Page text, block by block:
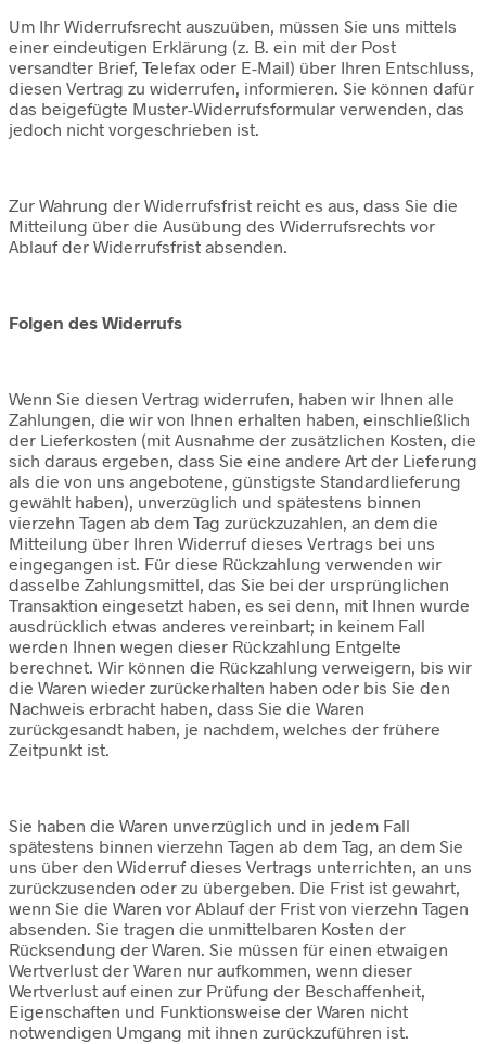
Um Ihr Widerrufsrecht auszuüben, müssen Sie uns mittels
einer eindeutigen Erklärung (z. B. ein mit der Post
versandter Brief, Telefax oder E-Mail) über Ihren Entschluss,
diesen Vertrag zu widerrufen, informieren. Sie können dafür
das beigefügte Muster-Widerrufsformular verwenden, das
jedoch nicht vorgeschrieben ist.
Zur Wahrung der Widerrufsfrist reicht es aus, dass Sie die
Mitteilung über die Ausübung des Widerrufsrechts vor
Ablauf der Widerrufsfrist absenden.
Folgen des Widerrufs
Wenn Sie diesen Vertrag widerrufen, haben wir Ihnen alle
Zahlungen, die wir von Ihnen erhalten haben, einschließlich
der Lieferkosten (mit Ausnahme der zusätzlichen Kosten, die
sich daraus ergeben, dass Sie eine andere Art der Lieferung
als die von uns angebotene, günstigste Standardlieferung
gewählt haben), unverzüglich und spätestens binnen
vierzehn Tagen ab dem Tag zurückzuzahlen, an dem die
Mitteilung über Ihren Widerruf dieses Vertrags bei uns
eingegangen ist. Für diese Rückzahlung verwenden wir
dasselbe Zahlungsmittel, das Sie bei der ursprünglichen
Transaktion eingesetzt haben, es sei denn, mit Ihnen wurde
ausdrücklich etwas anderes vereinbart; in keinem Fall
werden Ihnen wegen dieser Rückzahlung Entgelte
berechnet. Wir können die Rückzahlung verweigern, bis wir
die Waren wieder zurückerhalten haben oder bis Sie den
Nachweis erbracht haben, dass Sie die Waren
zurückgesandt haben, je nachdem, welches der frühere
Zeitpunkt ist.
Sie haben die Waren unverzüglich und in jedem Fall
spätestens binnen vierzehn Tagen ab dem Tag, an dem Sie
uns über den Widerruf dieses Vertrags unterrichten, an uns
zurückzusenden oder zu übergeben. Die Frist ist gewahrt,
wenn Sie die Waren vor Ablauf der Frist von vierzehn Tagen
absenden. Sie tragen die unmittelbaren Kosten der
Rücksendung der Waren. Sie müssen für einen etwaigen
Wertverlust der Waren nur aufkommen, wenn dieser
Wertverlust auf einen zur Prüfung der Beschaffenheit,
Eigenschaften und Funktionsweise der Waren nicht
notwendigen Umgang mit ihnen zurückzuführen ist.